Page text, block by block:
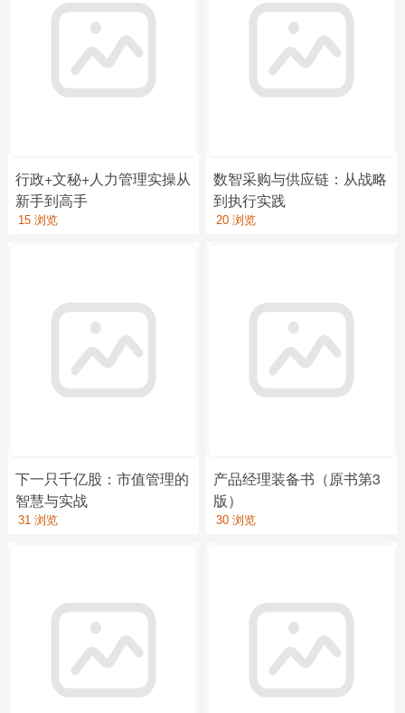
行政+文秘+人力管理实操从
新手到高手
15 浏览
数智采购与供应链：从战略
到执行实践
20 浏览
下一只千亿股：市值管理的
智慧与实战
31 浏览
产品经理装备书（原书第3
版）
30 浏览